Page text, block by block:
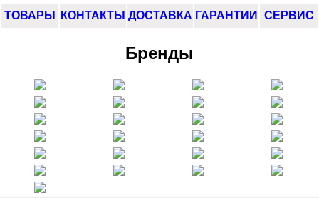
ТОВАРЫ КОНТАКТЫ ДОСТАВКА ГАРАНТИИ СЕРВИС
Бренды